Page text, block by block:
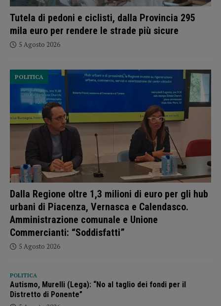
Tutela di pedoni e ciclisti, dalla Provincia 295
mila euro per rendere le strade più sicure
5 Agosto 2026
Dalla Regione oltre 1,3 milioni di euro per gli hub
urbani di Piacenza, Vernasca e Calendasco.
Amministrazione comunale e Unione
Commercianti: “Soddisfatti”
POLITICA
5 Agosto 2026
POLITICA
Autismo, Murelli (Lega): “No al taglio dei fondi per il
Distretto di Ponente”